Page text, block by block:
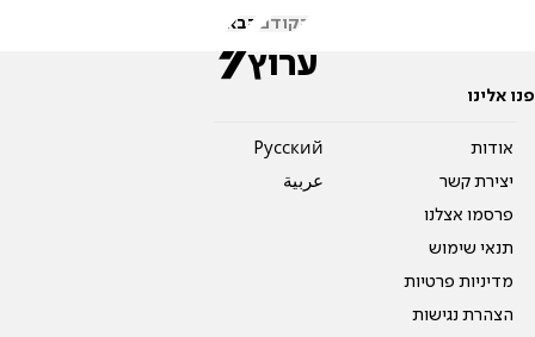
הקודם הבא
פנו אלינו
אודות
יצירת קשר
פרסמו אצלנו
תנאי שימוש
מדיניות פרטיות
הצהרת נגישות
Pусский
عربية